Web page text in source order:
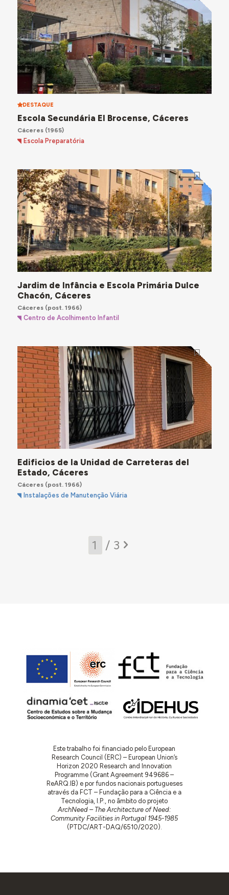
DESTAQUE
Escola Secundária El Brocense, Cáceres
Cáceres(1965)
Escola Preparatória
Jardim de Infância e Escola Primária Dulce
Chacón, Cáceres
Cáceres(post. 1966)
Centro de Acolhimento Infantil
Edificios de la Unidad de Carreteras del
Estado, Cáceres
Cáceres(post. 1966)
Instalações de Manutenção Viária
/ 3
Este trabalho foi financiado pelo European
Research Council (ERC) – European Union’s
Horizon 2020 Research and Innovation
Programme (Grant Agreement 949686 –
ReARQ.IB) e por fundos nacionais portugueses
através da FCT – Fundação para a Ciência e a
Tecnologia, I.P., no âmbito do projeto
ArchNeed – The Architecture of Need:
Community Facilities in Portugal 1945-1985
(PTDC/ART-DAQ/6510/2020).